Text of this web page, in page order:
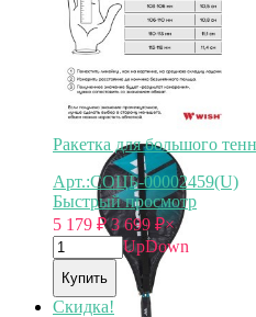
Ракетка для большого
Арт.:СОЦБ-00002459(U)
Быстрый просмотр
5 179 ₽ 3 699 ₽×
UpDown
Купить
Скидка!